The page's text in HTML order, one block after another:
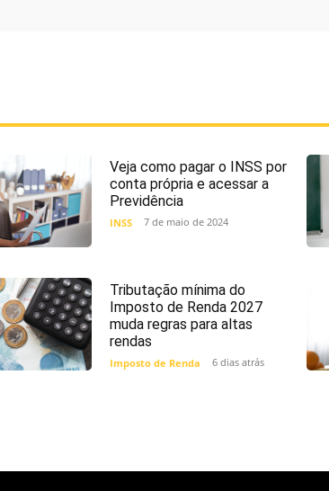
Veja como pagar o INSS por
conta própria e acessar a
Previdência
INSS 7 de maio de 2024
Tributação mínima do
Imposto de Renda 2027
muda regras para altas
rendas
Imposto de Renda 6 dias atrás